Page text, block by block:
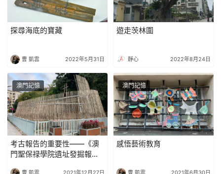
探尋海底的寶藏
曹 凱雲 2022年5月31日
遊走茨林圍
靜心 2022年8月24日
澳門記憶
考古報告的重要性——《澳
門聖保禄學院遺址發掘報
曹 凱雲 2021年12月27日
澳門記憶
感悟藝術教育
曹 凱雲 2021年6月30日